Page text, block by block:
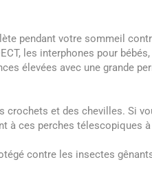
pendant votre sommeil
les interphones pour
élevées avec une grande
et des chevilles. Si
à ces perches télescopiques à
contre les insectes